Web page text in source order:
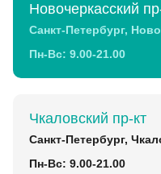
Новочеркасский
Санкт-Петербург,
Пн-Вс: 9.00-21.00
Чкаловский пр-кт
Санкт-Петербург,
Пн-Вс: 9.00-21.00